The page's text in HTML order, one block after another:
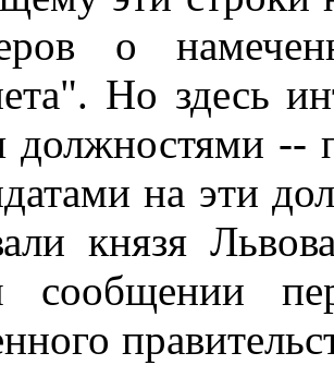
о
Но здесь
должностями --
на эти
князя
сообщении